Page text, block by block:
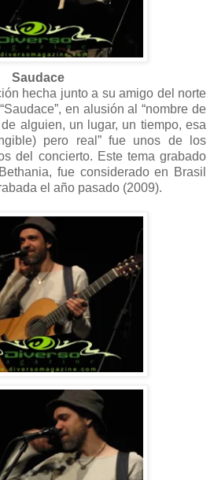
Saudace
hecha junto a su amigo del norte
en alusión al “nombre de
alguien, un lugar, un tiempo, esa
pero real” fue unos de los
del concierto. Este tema grabado
fue considerado en Brasil
el año pasado (2009).